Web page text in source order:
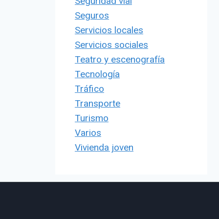
Seguros
Servicios locales
Servicios sociales
Teatro y escenografía
Tecnología
Tráfico
Transporte
Turismo
Varios
Vivienda joven